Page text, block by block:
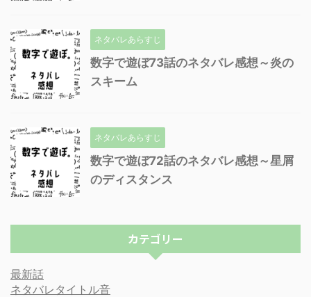
ネタバレあらすじ
数字で遊ぼ73話のネタバレ感想～炎の
スキーム
ネタバレあらすじ
数字で遊ぼ72話のネタバレ感想～星屑
のディスタンス
カテゴリー
最新話
ネタバレタイトル音